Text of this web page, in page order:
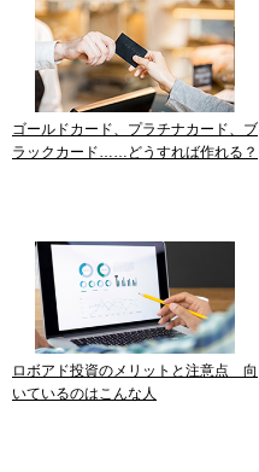
ゴールドカード、プラチナカード、ブ
ラックカード……どうすれば作れる？
ロボアド投資のメリットと注意点 向
いているのはこんな人